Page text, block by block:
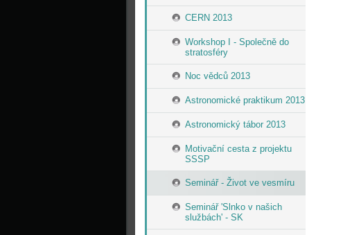
CERN 2013
Workshop I - Společně do
stratosféry
Noc vědců 2013
Astronomické praktikum 2013
Astronomický tábor 2013
Motivační cesta z projektu
SSSP
Seminář - Život ve vesmíru
Seminář 'Slnko v našich
službách' - SK